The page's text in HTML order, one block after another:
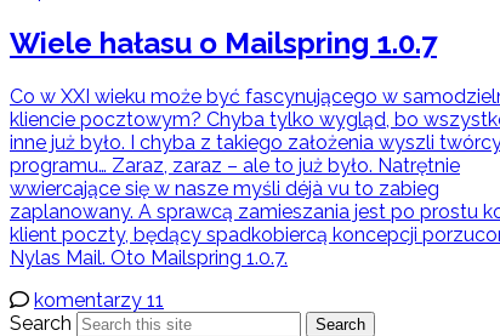
Wiele hałasu o Mailspring 1.0.7
Co w XXI wieku może być fascynującego w
kliencie pocztowym? Chyba tylko wygląd, bo
inne już było. I chyba z takiego założenia wyszli
programu… Zaraz, zaraz – ale to już było. Natrętnie
wwiercające się w nasze myśli déjà vu to zabieg
zaplanowany. A sprawcą zamieszania jest po prostu
klient poczty, będący spadkobiercą koncepcji
Nylas Mail. Oto Mailspring 1.0.7.
komentarzy 11
Search
Search